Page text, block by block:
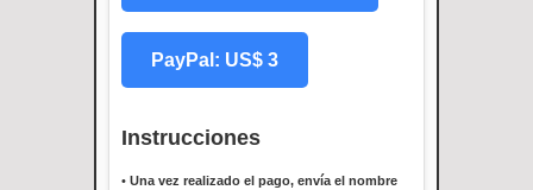
PayPal: US$ 3
Instrucciones
• Una vez realizado el pago, envía el nombre